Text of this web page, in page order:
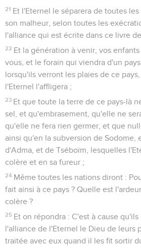
21 Et l'Eternel le séparera de toutes
son malheur, selon toutes les
l'alliance qui est écrite dans ce livre de
22 Et la génération à venir, vos
vous, et le forain qui viendra d'un
lorsqu'ils verront les plaies de ce
l'Eternel l'affligera ;
23 Et que toute la terre de ce pays-là
sel, et qu'embrasement, qu'elle ne
qu'elle ne fera rien germer, et que
ainsi qu'en la subversion de Sodome,
d'Adma, et de Tséboïm, lesquelles
colère et en sa fureur ;
24 Même toutes les nations diront :
fait ainsi à ce pays ? Quelle est
colère ?
25 Et on répondra : C'est à cause
l'alliance de l'Eternel le Dieu de leurs
traitée avec eux quand il les fit sortir